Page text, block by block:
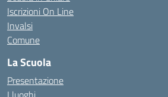
Iscrizioni On Line
Invalsi
Comune
La Scuola
Presentazione